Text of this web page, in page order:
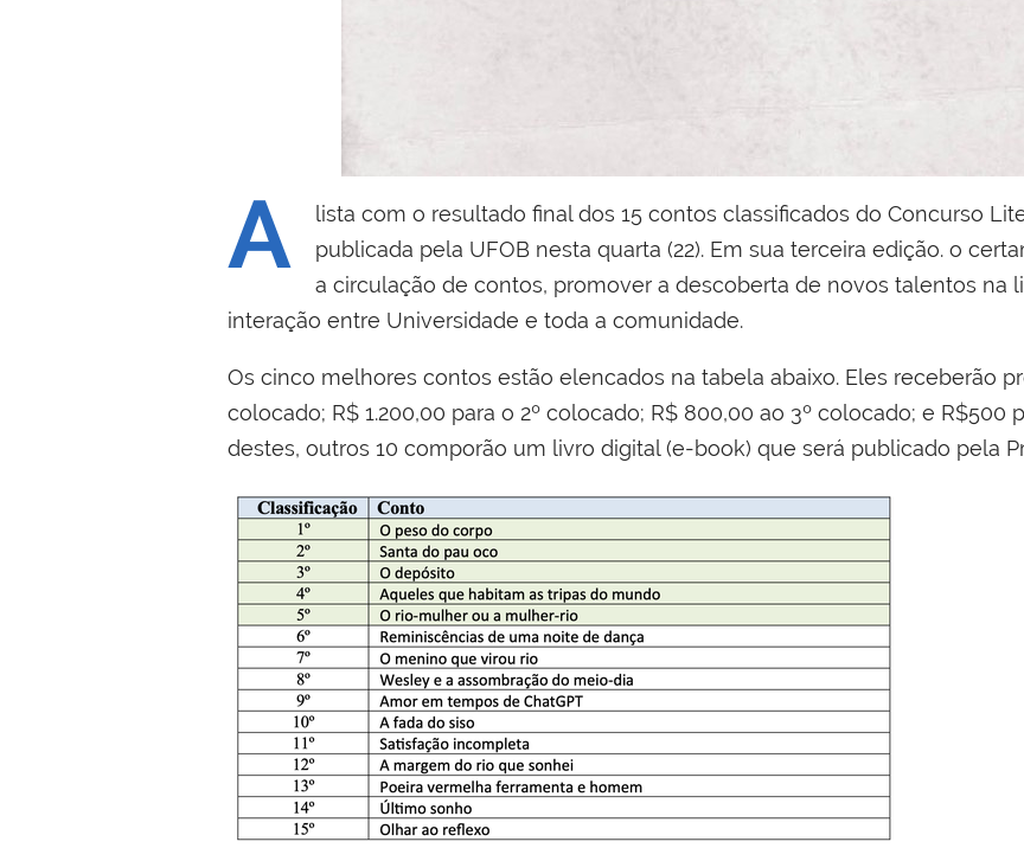
A
lista com o resultado final dos 15 contos classificados do Concurso
publicada pela UFOB nesta quarta (22). Em sua terceira edição. o
a circulação de contos, promover a descoberta de novos talentos na
interação entre Universidade e toda a comunidade.
Os cinco melhores contos estão elencados na tabela abaixo. Eles receberão
colocado; R$ 1.200,00 para o 2º colocado; R$ 800,00 ao 3º colocado; e R$500
destes, outros 10 comporão um livro digital (e-book) que será publicado pela